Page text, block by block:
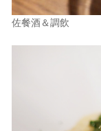
佐餐酒＆調飲